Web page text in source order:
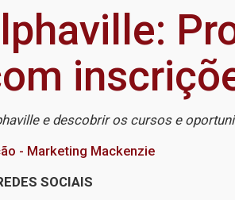
e descobrir os cursos e
- Marketing Mackenzie
SOCIAIS